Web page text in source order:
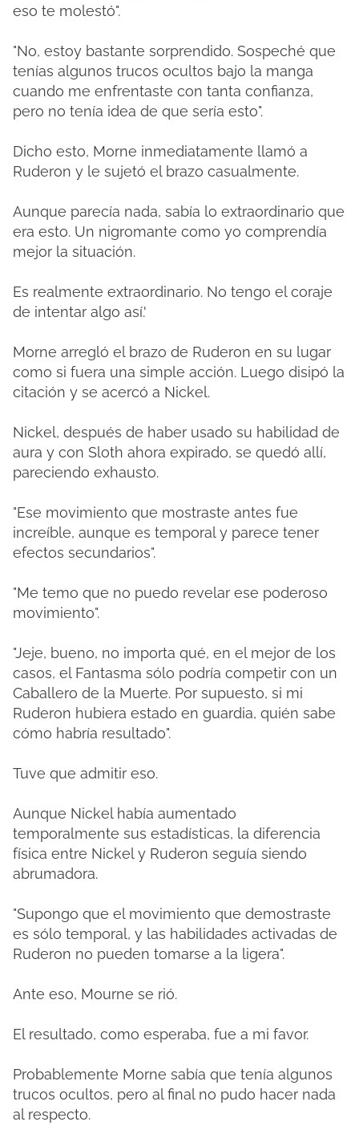
eso te molestó".
"No, estoy bastante sorprendido. Sospeché que
tenías algunos trucos ocultos bajo la manga
cuando me enfrentaste con tanta confianza,
pero no tenía idea de que sería esto".
Dicho esto, Morne inmediatamente llamó a
Ruderon y le sujetó el brazo casualmente.
Aunque parecía nada, sabía lo extraordinario que
era esto. Un nigromante como yo comprendía
mejor la situación.
Es realmente extraordinario. No tengo el coraje
de intentar algo así.'
Morne arregló el brazo de Ruderon en su lugar
como si fuera una simple acción. Luego disipó la
citación y se acercó a Nickel.
Nickel, después de haber usado su habilidad de
aura y con Sloth ahora expirado, se quedó allí,
pareciendo exhausto.
"Ese movimiento que mostraste antes fue
increíble, aunque es temporal y parece tener
efectos secundarios".
"Me temo que no puedo revelar ese poderoso
movimiento".
"Jeje, bueno, no importa qué, en el mejor de los
casos, el Fantasma sólo podría competir con un
Caballero de la Muerte. Por supuesto, si mi
Ruderon hubiera estado en guardia, quién sabe
cómo habría resultado".
Tuve que admitir eso.
Aunque Nickel había aumentado
temporalmente sus estadísticas, la diferencia
física entre Nickel y Ruderon seguía siendo
abrumadora.
"Supongo que el movimiento que demostraste
es sólo temporal, y las habilidades activadas de
Ruderon no pueden tomarse a la ligera".
Ante eso, Mourne se rió.
El resultado, como esperaba, fue a mi favor.
Probablemente Morne sabía que tenía algunos
trucos ocultos, pero al final no pudo hacer nada
al respecto.